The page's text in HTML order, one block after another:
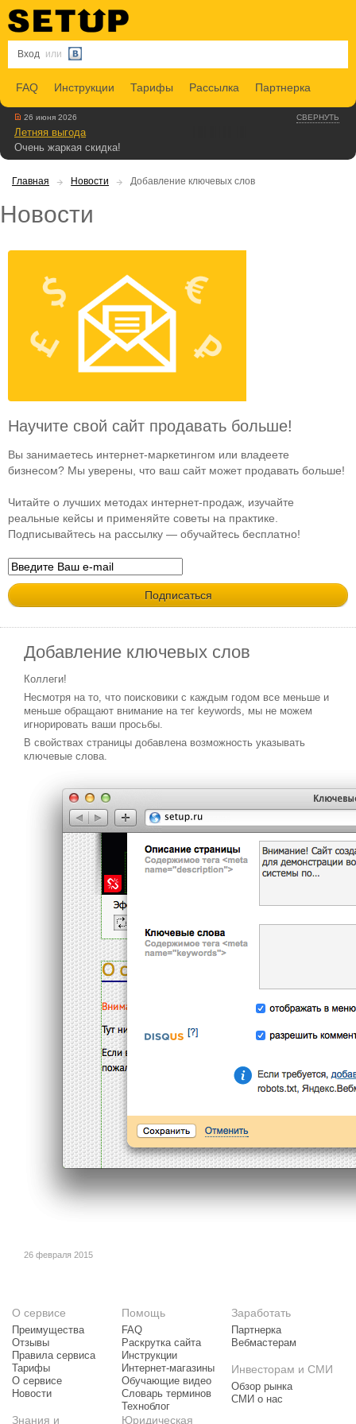
Вход или
FAQ Инструкции Тарифы Рассылка Партнерка
СВЕРНУТЬ
26 июня 2026
Летняя выгода
Очень жаркая скидка!
Главная Новости Добавление ключевых слов
Новости
Научите свой сайт продавать больше!
Вы занимаетесь интернет-маркетингом или владеете
бизнесом? Мы уверены, что ваш сайт может продавать больше!
Читайте о лучших методах интернет-продаж, изучайте
реальные кейсы и применяйте советы на практике.
Подписывайтесь на рассылку — обучайтесь бесплатно!
Добавление ключевых слов
Коллеги!
Несмотря на то, что поисковики с каждым годом все меньше и
меньше обращают внимание на тег keywords, мы не можем
игнорировать ваши просьбы.
В свойствах страницы добавлена возможность указывать
ключевые слова.
26 февраля 2015
О сервисе
Преимущества
Отзывы
Правила сервиса
Тарифы
О сервисе
Новости
Помощь
FAQ
Раскрутка сайта
Инструкции
Интернет-магазины
Обучающие видео
Словарь терминов
Техноблог
Заработать
Партнерка
Вебмастерам
Инвесторам и СМИ
Обзор рынка
СМИ о нас
Знания и Юридическая